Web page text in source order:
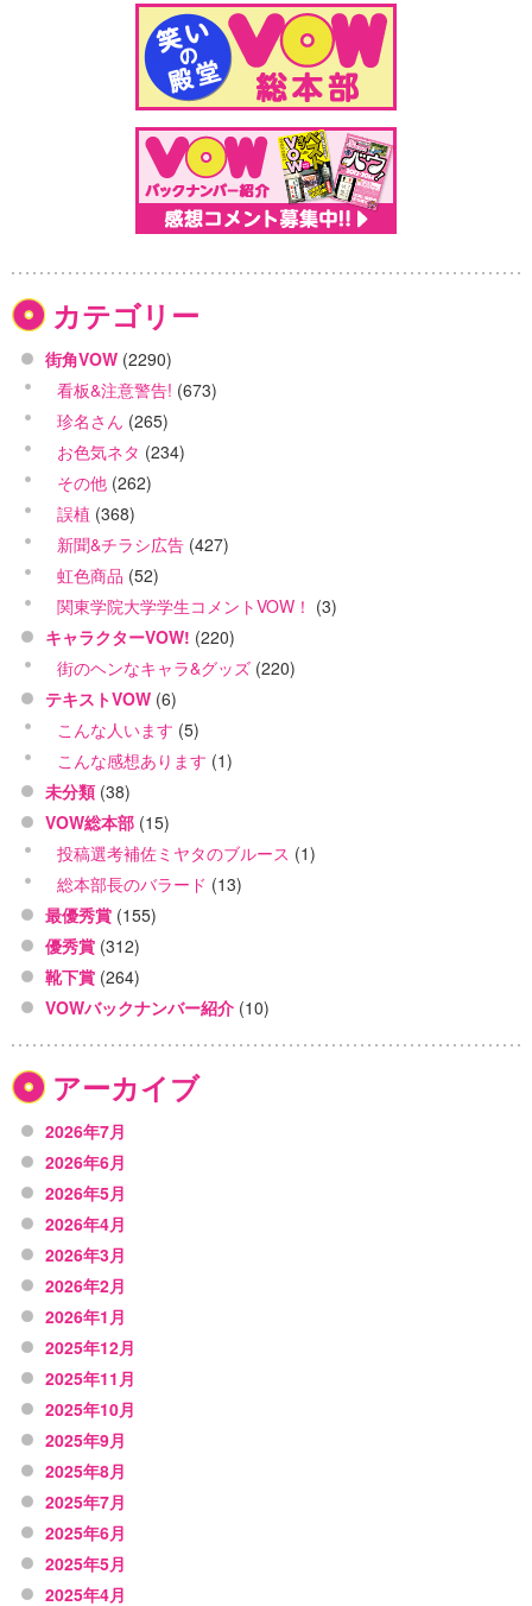
カテゴリー
街角VOW (2290)
看板&注意警告! (673)
珍名さん (265)
お色気ネタ (234)
その他 (262)
誤植 (368)
新聞&チラシ広告 (427)
虹色商品 (52)
関東学院大学学生コメントVOW！ (3)
キャラクターVOW! (220)
街のヘンなキャラ&グッズ (220)
テキストVOW (6)
こんな人います (5)
こんな感想あります (1)
未分類 (38)
VOW総本部 (15)
投稿選考補佐ミヤタのブルース (1)
総本部長のバラード (13)
最優秀賞 (155)
優秀賞 (312)
靴下賞 (264)
VOWバックナンバー紹介 (10)
アーカイブ
2026年7月
2026年6月
2026年5月
2026年4月
2026年3月
2026年2月
2026年1月
2025年12月
2025年11月
2025年10月
2025年9月
2025年8月
2025年7月
2025年6月
2025年5月
2025年4月